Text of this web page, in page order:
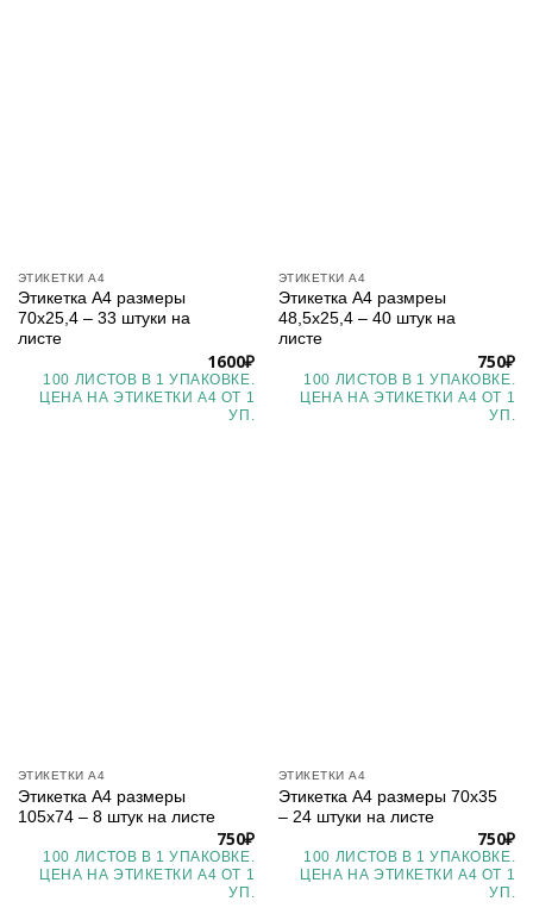
ЭТИКЕТКИ А4
Этикетка А4 размеры
70х25,4 – 33 штуки на
листе
1600₽
100 ЛИСТОВ В 1 УПАКОВКЕ.
ЦЕНА НА ЭТИКЕТКИ А4 ОТ 1
УП.
ЭТИКЕТКИ А4
Этикетка А4 размреы
48,5х25,4 – 40 штук на
листе
750₽
100 ЛИСТОВ В 1 УПАКОВКЕ.
ЦЕНА НА ЭТИКЕТКИ А4 ОТ 1
УП.
ЭТИКЕТКИ А4
Этикетка А4 размеры
105х74 – 8 штук на листе
750₽
100 ЛИСТОВ В 1 УПАКОВКЕ.
ЦЕНА НА ЭТИКЕТКИ А4 ОТ 1
УП.
ЭТИКЕТКИ А4
Этикетка А4 размеры 70х35
– 24 штуки на листе
750₽
100 ЛИСТОВ В 1 УПАКОВКЕ.
ЦЕНА НА ЭТИКЕТКИ А4 ОТ 1
УП.